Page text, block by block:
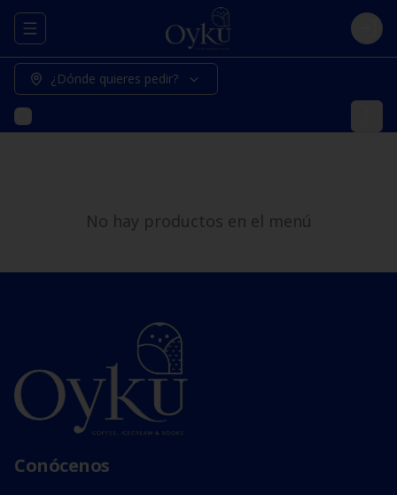
Abrir menu de navegación Login
¿Dónde quieres pedir?
No hay productos en el menú
Conócenos